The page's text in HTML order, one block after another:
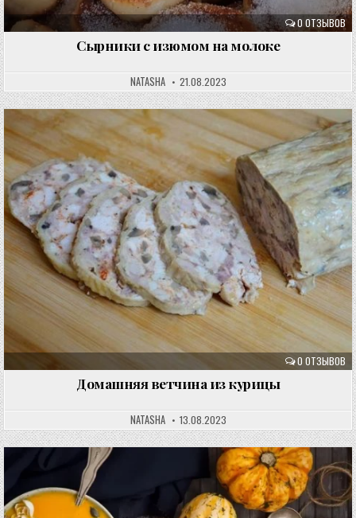
0 ОТЗЫВОВ
Сырники с изюмом на молоке
NATASHA 21.08.2023
0 ОТЗЫВОВ
Домашняя ветчина из курицы
NATASHA 13.08.2023